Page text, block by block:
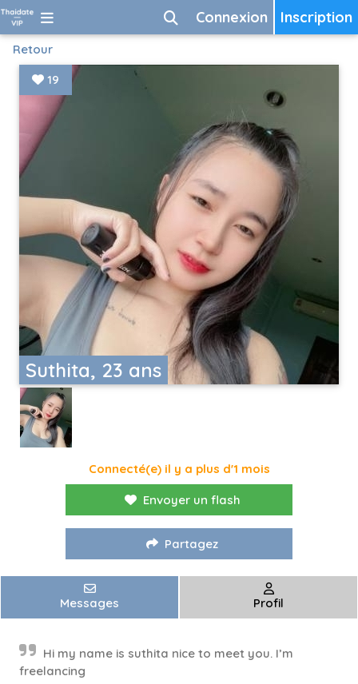
Inscription
Connexion
Retour
Suthita, 23 ans
19
Connecté(e) il y a plus d'1 mois
Envoyer un flash
Partagez
Messages Profil
Hi my name is suthita nice to meet you. I’m
freelancing